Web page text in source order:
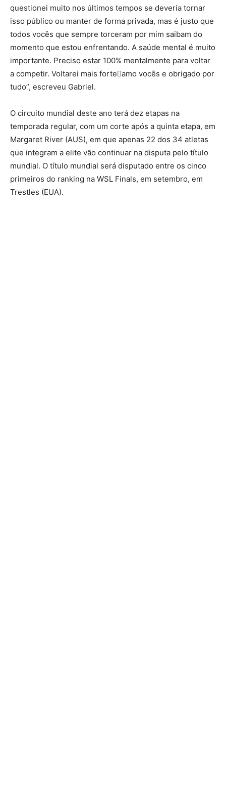
questionei muito nos últimos tempos se deveria tornar
isso público ou manter de forma privada, mas é justo que
todos vocês que sempre torceram por mim saibam do
momento que estou enfrentando. A saúde mental é muito
importante. Preciso estar 100% mentalmente para voltar
a competir. Voltarei mais forteamo vocês e obrigado por
tudo”, escreveu Gabriel.
O circuito mundial deste ano terá dez etapas na
temporada regular, com um corte após a quinta etapa, em
Margaret River (AUS), em que apenas 22 dos 34 atletas
que integram a elite vão continuar na disputa pelo título
mundial. O título mundial será disputado entre os cinco
primeiros do ranking na WSL Finals, em setembro, em
Trestles (EUA).